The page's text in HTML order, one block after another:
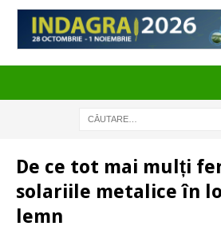
De ce tot mai mulți
solariile metalice în
lemn